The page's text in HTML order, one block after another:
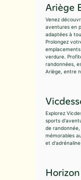
Ariège
Venez
aventures en
adaptées à
Prolongez
verdure.
randonnées,
Ariège, entre
Explorez
sports
de
mémorables
et